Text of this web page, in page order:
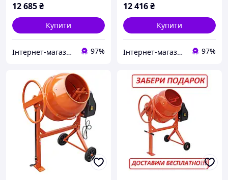
12 685₴
Купити
Інтернет-магазин інструменту "РЕЗЕРВ" 97%
12 416₴
Купити
Інтернет-магазин інструменту "РЕЗЕРВ" 97%